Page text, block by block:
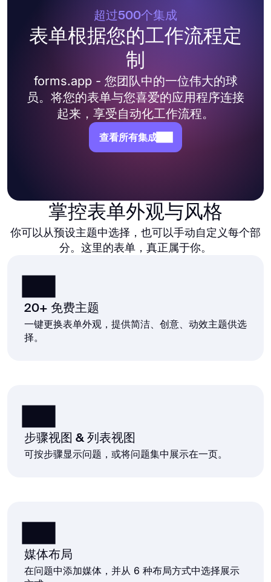
表单根据您的工作流程定
制
超过500个集成
forms.app - 您团队中的一位伟大的球
员。将您的表单与您喜爱的应用程序连接
起来，享受自动化工作流程。
查看所有集成
掌控表单外观与风格
你可以从预设主题中选择，也可以手动自定义每个部
分。这里的表单，真正属于你。
20+ 免费主题
一键更换表单外观，提供简洁、创意、动效主题供选
择。
步骤视图 & 列表视图
可按步骤显示问题，或将问题集中展示在一页。
媒体布局
在问题中添加媒体，并从 6 种布局方式中选择展示